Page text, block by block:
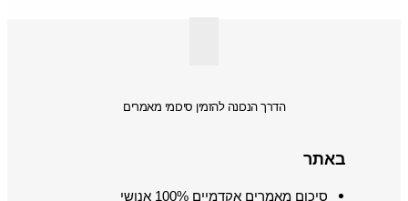
הדרך הנכונה להזמין סיכומי מאמרים
באתר
סיכום מאמרים אקדמיים 100% אנושי